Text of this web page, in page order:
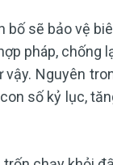
sẽ bảo vệ
pháp, chống
Nguyên
số kỷ lục,